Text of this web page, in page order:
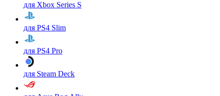
для Xbox Series S
для PS4 Slim
для PS4 Pro
для Steam Deck